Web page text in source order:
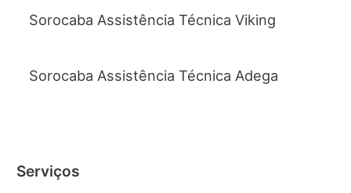
Sorocaba Assistência Técnica Viking
Sorocaba Assistência Técnica Adega
Serviços